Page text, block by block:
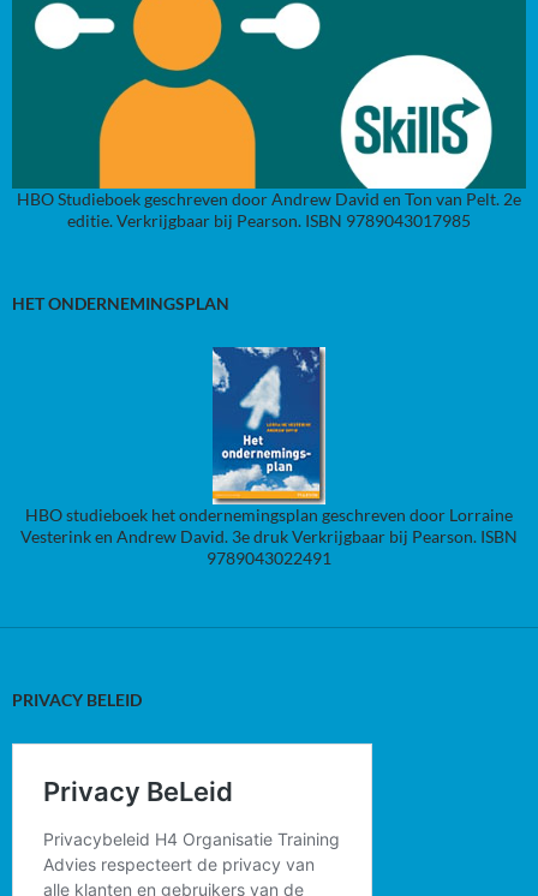
HBO Studieboek geschreven door Andrew David en Ton van Pelt. 2e
editie. Verkrijgbaar bij Pearson. ISBN 9789043017985
HET ONDERNEMINGSPLAN
HBO studieboek het ondernemingsplan geschreven door Lorraine
Vesterink en Andrew David. 3e druk Verkrijgbaar bij Pearson. ISBN
9789043022491
PRIVACY BELEID